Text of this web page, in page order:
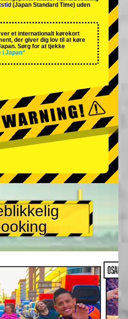
(Japan Standard Time) uden
et internationalt kørekort
der giver dig lov til at køre
Sørg for at tjekke
i Japan“